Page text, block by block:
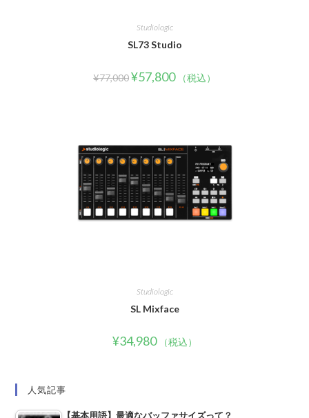
Studiologic
SL73 Studio
¥77,000¥57,800 （税込）
Studiologic
SL Mixface
¥34,980 （税込）
人気記事
【基本用語】最適なバッファサイズって？